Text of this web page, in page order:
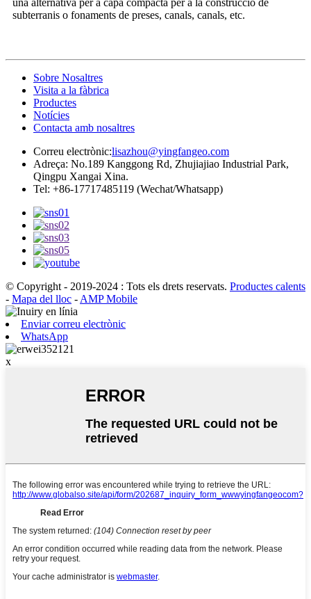
una alternativa per a capa compacta per a la construcció de
subterranis o fonaments de preses, canals, canals, etc.
Sobre Nosaltres
Visita a la fàbrica
Productes
Notícies
Contacta amb nosaltres
Correu electrònic:lisazhou@yingfangeo.com
Adreça: No.189 Kanggong Rd, Zhujiajiao Industrial Park,
Qingpu Xangai Xina.
Tel: +86-17717485119 (Wechat/Whatsapp)
© Copyright - 2019-2024 : Tots els drets reservats. Productes calents
- Mapa del lloc -AMP Mobile
Enviar correu electrònic
WhatsApp
x